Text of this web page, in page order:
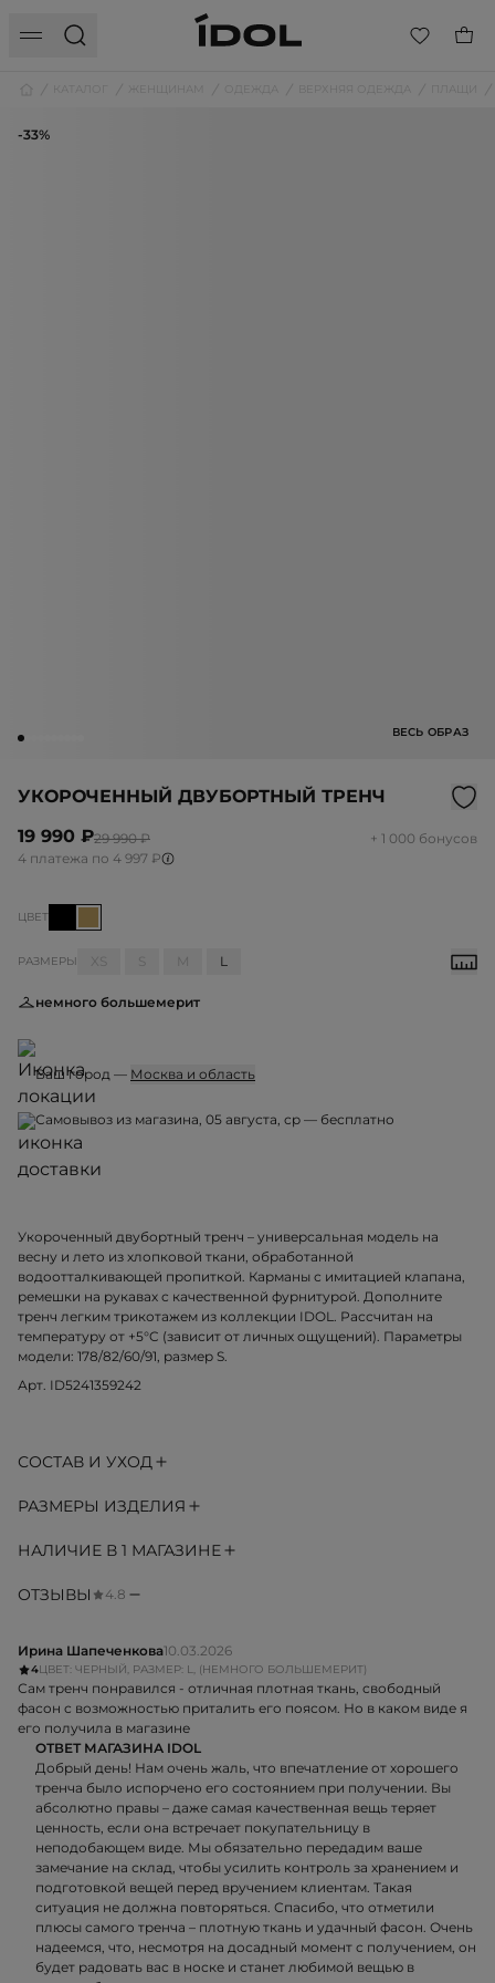
-33%
ВЕСЬ ОБРАЗ
УКОРОЧЕННЫЙ ДВУБОРТНЫЙ ТРЕНЧ
19 990 ₽29 990 ₽
+ 1 000 бонусов
4 платежа по 4 997 ₽
ЦВЕТ
РАЗМЕРЫ XS M L
немного большемерит
Ваш город — Москва и область
Самовывоз из магазина, 05 августа, ср — бесплатно
Укороченный двубортный тренч – универсальная модель на
весну и лето из хлопковой ткани, обработанной
водоотталкивающей пропиткой. Карманы с имитацией клапана,
ремешки на рукавах с качественной фурнитурой. Дополните
тренч легким трикотажем из коллекции IDOL. Рассчитан на
температуру от +5°C (зависит от личных ощущений). Параметры
модели: 178/82/60/91, размер S.
Арт. ID5241359242
СОСТАВ И УХОД
РАЗМЕРЫ ИЗДЕЛИЯ
НАЛИЧИЕ В 1 МАГАЗИНЕ
ОТЗЫВЫ 4.8
Ирина Шапеченкова10.03.2026
4ЦВЕТ: ЧЕРНЫЙ, РАЗМЕР: L, (НЕМНОГО БОЛЬШЕМЕРИТ)
Сам тренч понравился - отличная плотная ткань, свободный
фасон с возможностью приталить его поясом. Но в каком виде я
его получила в магазине
ОТВЕТ МАГАЗИНА IDOL
Добрый день! Нам очень жаль, что впечатление от хорошего
тренча было испорчено его состоянием при получении. Вы
абсолютно правы – даже самая качественная вещь теряет
ценность, если она встречает покупательницу в
неподобающем виде. Мы обязательно передадим ваше
замечание на склад, чтобы усилить контроль за хранением и
подготовкой вещей перед вручением клиентам. Такая
ситуация не должна повторяться. Спасибо, что отметили
плюсы самого тренча – плотную ткань и удачный фасон. Очень
надеемся, что, несмотря на досадный момент с получением, он
будет радовать вас в носке и станет любимой вещью в